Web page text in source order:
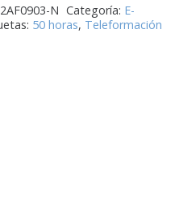
N Categoría: E-
50 horas, Teleformación